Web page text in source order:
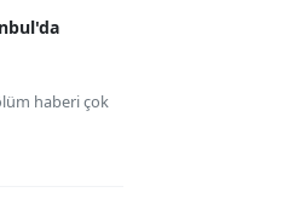
haberi çok